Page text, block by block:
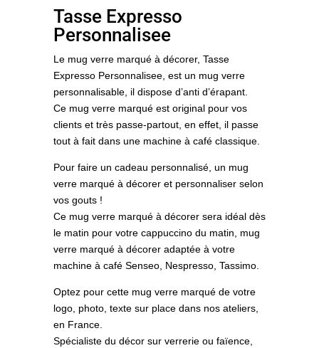
Tasse Expresso
Personnalisee
Le mug verre marqué à décorer, Tasse
Expresso Personnalisee, est un mug verre
personnalisable, il dispose d’anti d’érapant.
Ce mug verre marqué est original pour vos
clients et très passe-partout, en effet, il passe
tout à fait dans une machine à café classique.
Pour faire un cadeau personnalisé, un mug
verre marqué à décorer et personnaliser selon
vos gouts !
Ce mug verre marqué à décorer sera idéal dès
le matin pour votre cappuccino du matin, mug
verre marqué à décorer adaptée à votre
machine à café Senseo, Nespresso, Tassimo.
Optez pour cette mug verre marqué de votre
logo, photo, texte sur place dans nos ateliers,
en France.
Spécialiste du décor sur verrerie ou faïence,